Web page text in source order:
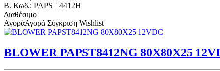
B. Κωδ.: PAPST 4412H
Διαθέσιμο
ΑγοράΑγορά Σύγκριση Wishlist
BLOWER PAPST8412NG 80Χ80Χ25